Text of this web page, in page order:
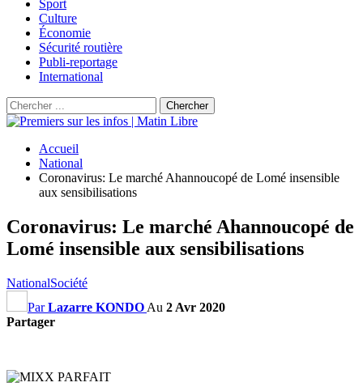
Sport
Culture
Économie
Sécurité routière
Publi-reportage
International
Accueil
National
Coronavirus: Le marché Ahannoucopé de Lomé insensible
aux sensibilisations
Coronavirus: Le marché Ahannoucopé de
Lomé insensible aux sensibilisations
NationalSociété
ParLazarre KONDO Au 2 Avr 2020
Partager